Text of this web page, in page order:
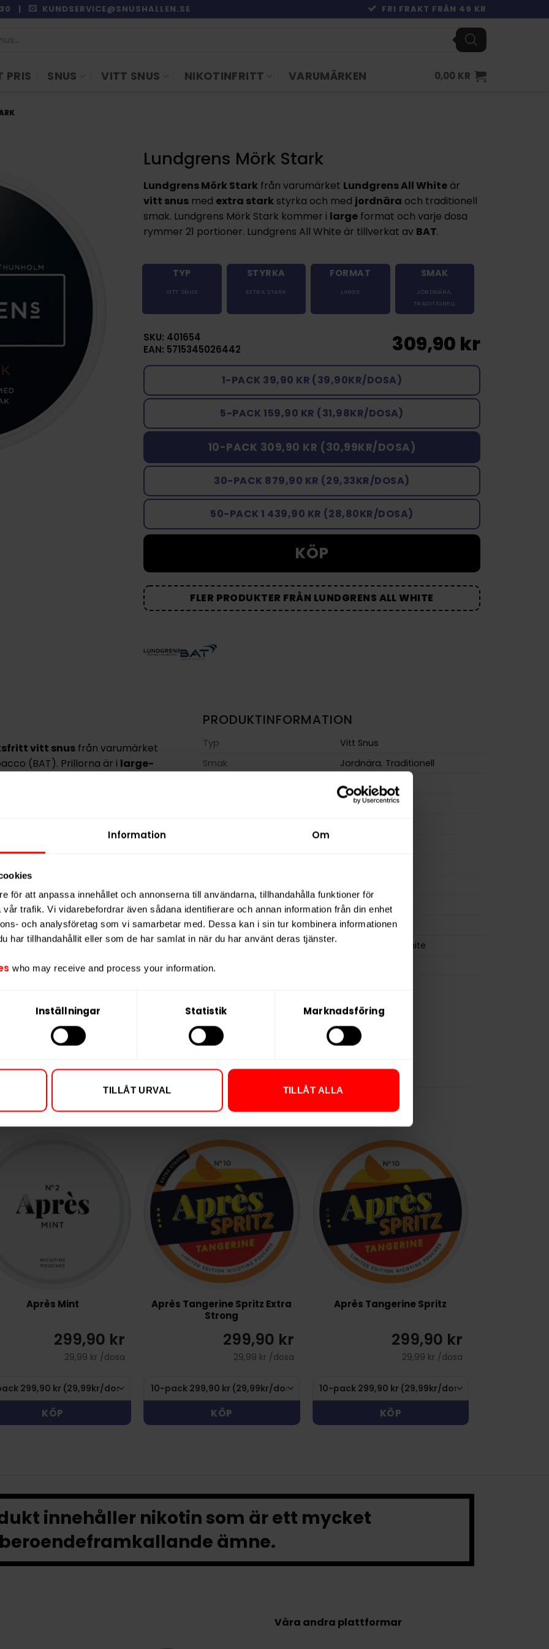
Information Om
för att anpassa innehållet och annonserna till användarna, tillhandahålla funktioner för
trafik. Vi vidarebefordrar även sådana identifierare och annan information från din enhet
och analysföretag som vi samarbetar med. Dessa kan i sin tur kombinera informationen
har tillhandahållit eller som de har samlat in när du har använt deras tjänster.
who may receive and process your information.
Inställningar Statistik Marknadsföring
TILLÅT URVAL TILLÅT ALLA
| KUNDSERVICE@SNUSHALLEN.SE FRI FRAKT FRÅN 49 KR
PRIS SNUS VITT SNUS NIKOTINFRITT VARUMÄRKEN 0,00 KR
Lundgrens Mörk Stark
Lundgrens Mörk Stark från varumärket Lundgrens All White är
vitt snus med extra stark styrka och med jordnära och traditionell
smak. Lundgrens Mörk Stark kommer i large format och varje dosa
rymmer 21 portioner. Lundgrens All White är tillverkat av BAT.
TYP
VITT SNUS
STYRKA
EXTRA STARK
FORMAT
LARGE
SMAK
JORDNÄRA,
TRADITIONELL
SKU: 401654
EAN: 5715345026442
309,90 kr
1-PACK 39,90 KR (39,90KR/DOSA)
5-PACK 159,90 KR (31,98KR/DOSA)
10-PACK 309,90 KR (30,99KR/DOSA)
30-PACK 879,90 KR (29,33KR/DOSA)
50-PACK 1 439,90 KR (28,80KR/DOSA)
KÖP
FLER PRODUKTER FRÅN LUNDGRENS ALL WHITE
vitt snusfrån varumärket
(BAT). Prillorna är i large-
som den helvita konstruktionen
läder och hö
, vilket ger ett
djupare smaker.
mg nikotin per prilla, vilket motsvarar
är baserat på växtfibrer med
för dig som vill ha enkraftfull
PRODUKTINFORMATION
Typ
Vitt Snus
Smak
Jordnära, Traditionell
Large
Extra Stark
Portioner per dosa
21
Vikt per portion
0,8 g
Varumärke
Lundgrens All White
Tillverkare
Après Mint
299,90 kr
29,99 kr /dosa
KÖP
Après Tangerine Spritz Extra
Strong
299,90 kr
29,99 kr /dosa
KÖP
Après Tangerine Spritz
299,90 kr
29,99 kr /dosa
KÖP
innehåller nikotin som är ett mycket
beroendeframkallande ämne.
Våra andra plattformar